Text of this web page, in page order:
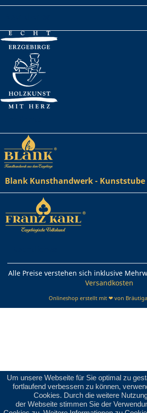
Um unsere Webseite für Sie optimal zu
fortlaufend verbessern zu können,
Cookies. Durch die weitere
der Webseite stimmen Sie der
Blank Kunsthandwerk -
Alle Preise verstehen sich inklusive
Versandkosten
Onlineshop erstellt mit ❤ von